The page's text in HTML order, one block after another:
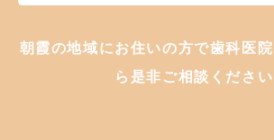
【アクセス・駐車場】
東武東上線「朝霞駅」より
14:30-19:00（最終受付時
土曜午後は14:30～17:30ま
「歯がグラグラする」「歯
よりも大切です。
お口のトラブルを未然に
にわたってご自身の歯でお
朝霞の地域にお住いの方で歯科医
ら是非ご相談ください